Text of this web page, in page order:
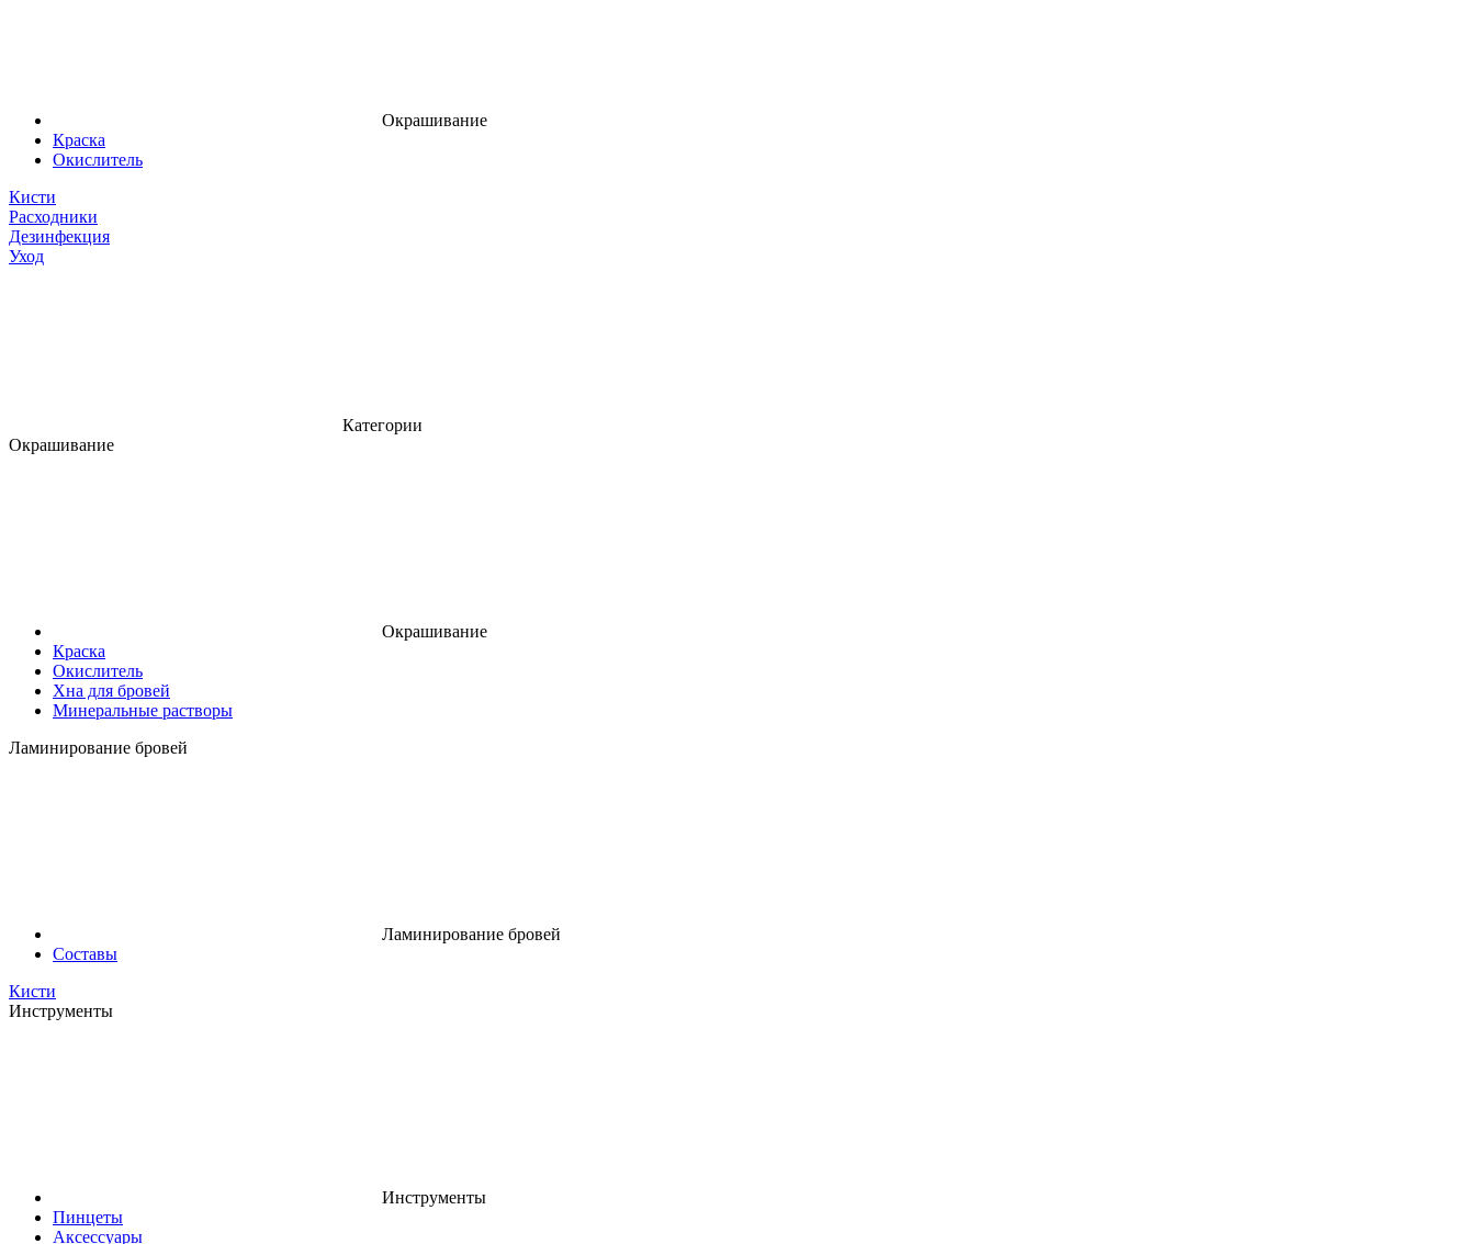
Окрашивание
Краска
Окислитель
Кисти
Расходники
Дезинфекция
Уход
Категории
Окрашивание
Окрашивание
Краска
Окислитель
Хна для бровей
Минеральные растворы
Ламинирование бровей
Ламинирование бровей
Составы
Кисти
Инструменты
Инструменты
Пинцеты
Аксессуары